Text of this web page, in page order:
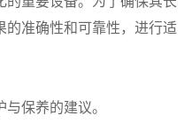
准确性和可靠性，进行适
保养的建议。